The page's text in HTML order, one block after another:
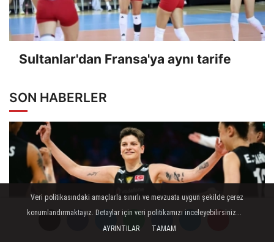
Sultanlar'dan Fransa'ya aynı tarife
SON HABERLER
Veri politikasındaki amaçlarla sınırlı ve mevzuata uygun şekilde çerez
konumlandırmaktayız. Detaylar için veri politikamızı inceleyebilirsiniz...
AYRINTILAR
TAMAM